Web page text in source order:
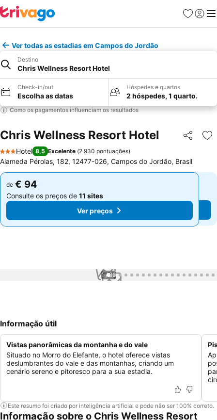
Favoritos
Iniciar
Ver todas as estadias em Campos do Jordão
Destino
Chris Wellness Resort Hotel
Check-in/out
Escolha as datas
Hóspedes e quartos
2 hóspedes, 1 quarto.
Como os pagamentos influenciam os resultados
Chris Wellness Resort Hotel Partilhar
3 Estrelas
Hotel 8,5 Excelente (2.930 pontuações)
Alameda Pérolas, 182, 12477-026, Campos do Jordão, Brasil
de € 94
Consulte os preços de 11 sites
Ver preços
de € 94
Consulte os preços de 11 sites
Ver preços
1 / 99
Informação útil
Vistas panorâmicas da montanha e do vale
Situado no Morro do Elefante, o hotel oferece vistas
deslumbrantes do vale e das montanhas, criando um
cenário sereno e pitoresco para a sua estadia.
Este resumo foi criado por inteligência artificial e pode não ser 100% correto.
Informação sobre o Chris Wellness Resort